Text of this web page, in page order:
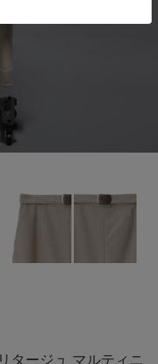
タージュ マルティニ